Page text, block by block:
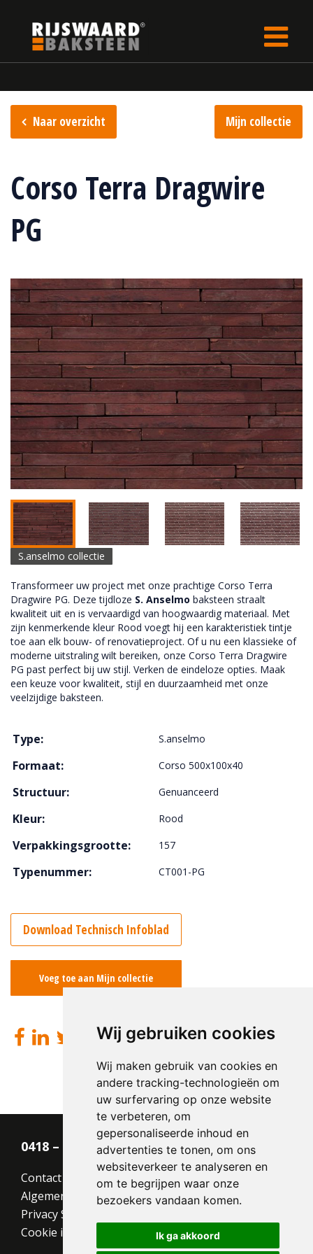
Wij gebruiken cookies
Wij maken gebruik van cookies en
andere tracking-technologieën om
uw surfervaring op onze website
te verbeteren, om
gepersonaliseerde inhoud en
advertenties te tonen, om ons
websiteverkeer te analyseren en
om te begrijpen waar onze
bezoekers vandaan komen.
Ik ga akkoord
Naar overzicht Mijn collectie
Corso Terra Dragwire
PG
S.anselmo collectie
Transformeer uw project met onze prachtige Corso Terra
Dragwire PG. Deze tijdloze S. Anselmo baksteen straalt
kwaliteit uit en is vervaardigd van hoogwaardig materiaal. Met
zijn kenmerkende kleur Rood voegt hij een karakteristiek tintje
toe aan elk bouw- of renovatieproject. Of u nu een klassieke of
moderne uitstraling wilt bereiken, onze Corso Terra Dragwire
PG past perfect bij uw stijl. Verken de eindeloze opties. Maak
een keuze voor kwaliteit, stijl en duurzaamheid met onze
veelzijdige baksteen.
Type: S.anselmo
Formaat: Corso 500x100x40
Structuur: Genuanceerd
Kleur: Rood
Verpakkingsgrootte: 157
Typenummer: CT001-PG
Download Technisch Infoblad
Voeg toe aan Mijn collectie
0418 – 55 22 21
Contact
Algemene voorwaarden
Privacy Statement
Cookie instellingen